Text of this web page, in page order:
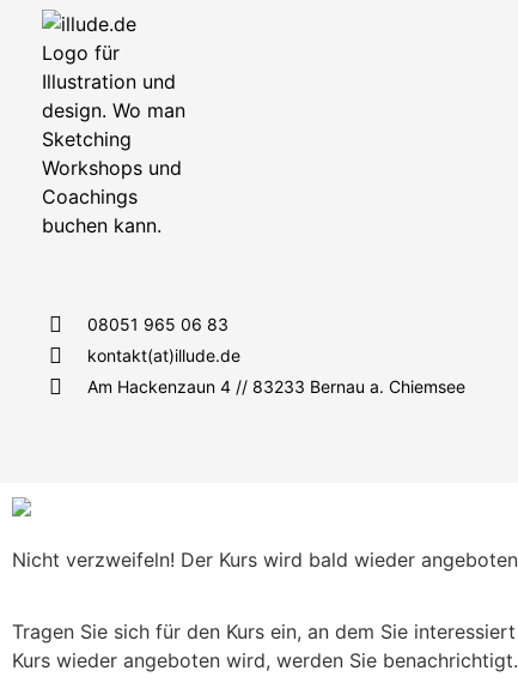
08051 965 06 83
kontakt(at)illude.de
Am Hackenzaun 4 // 83233 Bernau a. Chiemsee
Nicht verzweifeln! Der Kurs wird bald wieder
Tragen Sie sich für den Kurs ein, an dem Sie
Kurs wieder angeboten wird, werden Sie benachrichtigt.